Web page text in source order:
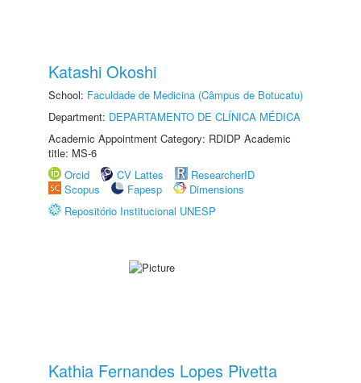
Katashi Okoshi
School: Faculdade de Medicina (Câmpus de Botucatu)
Department: DEPARTAMENTO DE CLÍNICA MÉDICA
Academic Appointment Category: RDIDP Academic
title: MS-6
Orcid
CV Lattes
ResearcherID
Scopus
Fapesp
Dimensions
Repositório Institucional UNESP
Kathia Fernandes Lopes Pivetta